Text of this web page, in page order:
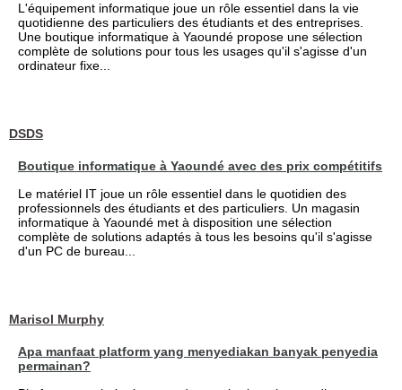
L'équipement informatique joue un rôle essentiel dans la vie
quotidienne des particuliers des étudiants et des entreprises.
Une boutique informatique à Yaoundé propose une sélection
complète de solutions pour tous les usages qu'il s'agisse d'un
ordinateur fixe...
DSDS
Boutique informatique à Yaoundé avec des prix compétitifs
Le matériel IT joue un rôle essentiel dans le quotidien des
professionnels des étudiants et des particuliers. Un magasin
informatique à Yaoundé met à disposition une sélection
complète de solutions adaptés à tous les besoins qu'il s'agisse
d'un PC de bureau...
Marisol Murphy
Apa manfaat platform yang menyediakan banyak penyedia
permainan?